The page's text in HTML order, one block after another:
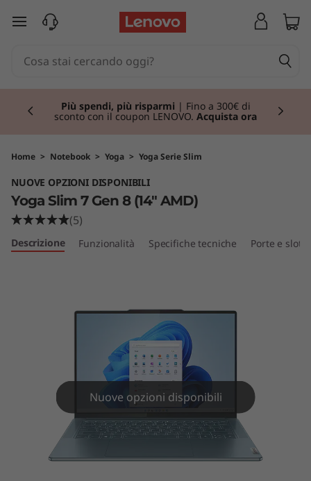
Y
m
7
passa a contenuto principale
Più spendi, più risparmi | Fino a 300€ di
sconto con il coupon LENOVO. Acquista ora
Home > Notebook > Yoga > Yoga Serie Slim
NUOVE OPZIONI DISPONIBILI
Yoga Slim 7 Gen 8 (14″ AMD)
(5)
Descrizione Funzionalità Specifiche tecniche Porte e slot
Nuove opzioni disponibili